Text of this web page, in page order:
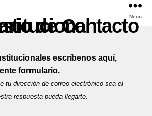
Menu
de Contacto Institucional
escríbenos aquí,
formulario.
tu dirección de correo electrónico sea el
respuesta pueda llegarte.